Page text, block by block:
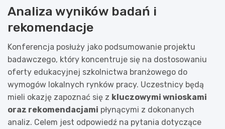
Analiza wyników badań i
rekomendacje
Konferencja posłuży jako podsumowanie projektu
badawczego, który koncentruje się na dostosowaniu
oferty edukacyjnej szkolnictwa branżowego do
wymogów lokalnych rynków pracy. Uczestnicy będą
mieli okazję zapoznać się z kluczowymi wnioskami
oraz rekomendacjami płynącymi z dokonanych
analiz. Celem jest odpowiedź na pytania dotyczące